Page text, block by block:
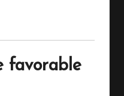
favorable